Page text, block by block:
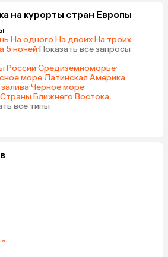
на курорты cтран Европы
·На одного·На двоих·На троих·
5 ночей·Показать все запросы
России·Средиземноморье·
море·Латинская Америка·
·Черное море·
Страны Ближнего Востока·
все типы